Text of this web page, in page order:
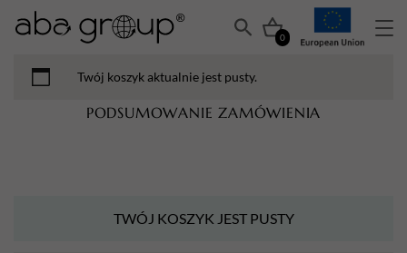
0
Twój koszyk aktualnie jest pusty.
PODSUMOWANIE ZAMÓWIENIA
TWÓJ KOSZYK JEST PUSTY